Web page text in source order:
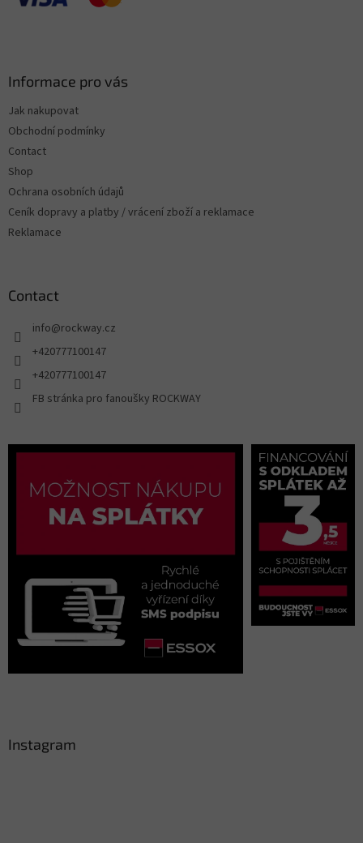
Informace pro vás
Jak nakupovat
Obchodní podmínky
Contact
Shop
Ochrana osobních údajů
Ceník dopravy a platby / vrácení zboží a reklamace
Reklamace
Contact
info@rockway.cz
+420777100147
+420777100147
FB stránka pro fanoušky ROCKWAY
Instagram